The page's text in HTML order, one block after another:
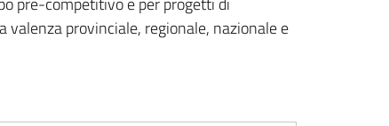
provinciale, regionale, nazionale e